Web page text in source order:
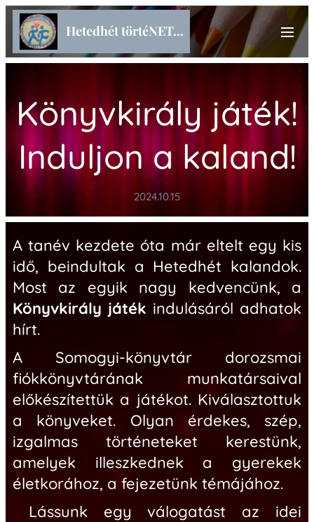
Hetedhét törtéNET...
Könyvkirály játék!
Induljon a kaland!
2024.10.15
A tanév kezdete óta már eltelt egy kis
idő, beindultak a Hetedhét kalandok.
Most az egyik nagy kedvencünk, a
Könyvkirály játék indulásáról adhatok
hírt.
A Somogyi-könyvtár dorozsmai
fiókkönyvtárának munkatársaival
előkészítettük a játékot. Kiválasztottuk
a könyveket. Olyan érdekes, szép,
izgalmas történeteket kerestünk,
amelyek illeszkednek a gyerekek
életkorához, a fejezetünk témájához.
Lássunk egy válogatást az idei